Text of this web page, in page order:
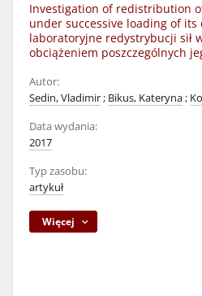
Investigation of redistribution
under successive loading of its
laboratoryjne redystrybucji sił
obciążeniem poszczególnych
Autor:
Sedin, Vladimir; Bikus, Kateryna;
Data wydania:
2017
Typ zasobu:
artykuł
Więcej